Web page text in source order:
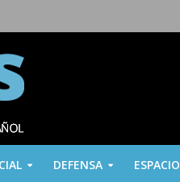
DEFENSA ESPACIO